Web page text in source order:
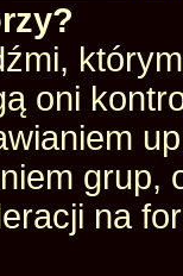
oni
grup,
na